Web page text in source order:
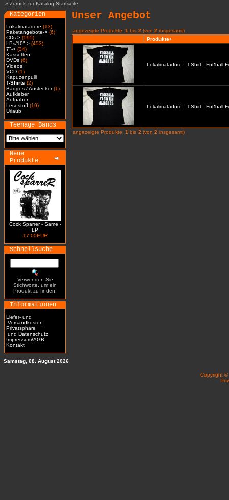
» Zurück zur Katalog-Startseite
Kategorien
Lokalmatadore (13)
Paketangebote-> (6)
CDs-> (595)
LPs/10"-> (453)
7"-> (34)
Kassetten
DVDs (6)
Videos
VCD (1)
Kapuzenpulli
T-Shirts (2)
Badges / Anstecker(1)
Aufkleber
Aufnäher
Lesestoff (19)
Urlaub
Teenage Bands
Neue
Produkte
Cock Sparrer - Same -
LP
17.00EUR
Schnellsuche
Verwenden Sie
Stichworte, um ein
Produkt zu finden.
Informationen
Liefer- und
Versandkosten
Privatsphäre
und Datenschutz
Impressum/AGB
Kontakt
Unser Angebot
angezeigte Produkte: 1 bis 2 (von 2 insgesamt)
Produkte+
Lokalmatadore - T-Shirt - Fußball-
Lokalmatadore - T-Shirt - Fußball-
angezeigte Produkte: 1 bis 2 (von 2 insgesamt)
Samstag, 08. August 2026
Copyright